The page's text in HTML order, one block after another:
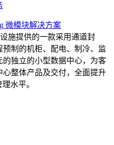
微模块解决方案
施提供的一款采用通道封
预制的机柜、配电、制冷、监
的独立的小型数据中心，为客
心整体产品及交付，全面提升
水平。